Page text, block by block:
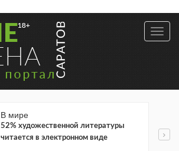
В мире
52% художественной литературы
читается в электронном виде